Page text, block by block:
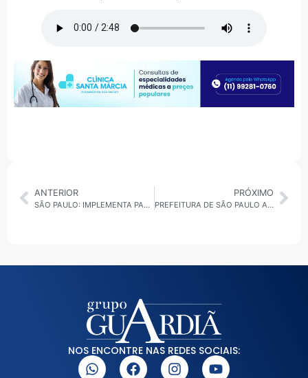
ANTERIOR
SÃO PAULO: IMPLEMENTA PAGAMENTO DE PASSAGEM VIA BLUETOOTH EM ÔNIBUS MUNICIPAIS
PRÓXIMO
PREFEITURA DE SÃO PAULO ABRE INSCRIÇÕES PARA CURSO GRATUITO DE DESENVOLVIMENTO DE JOGOS
NOS ENCONTRE NAS REDES SOCIAIS: